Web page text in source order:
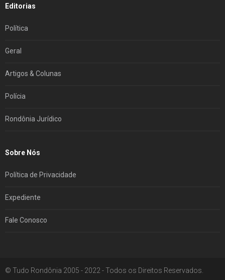
Editorias
Política
Geral
Artigos & Colunas
Polícia
Rondônia Jurídico
Sobre Nós
Política de Privacidade
Expediente
Fale Conosco
© Tudo Rondônia 2005 - 2022 - Todos os Direitos Reservados.